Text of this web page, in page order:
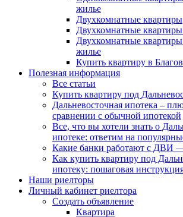
жилье
Двухкомнатные квартиры
Двухкомнатные
Двухкомнатные
жилье
Купить квартиру в
Полезная информация
Все статьи
Купить квартиру под
Дальневосточная ипотека –
сравнении с обычной ипотекой
Все, что вы хотели знать о
ипотеке: ответим на
Какие банки работают с ДВИ
Как купить квартиру под
ипотеку: пошаговая
Наши риелторы
Личный кабинет риелтора
Cоздать объявление
Квартира